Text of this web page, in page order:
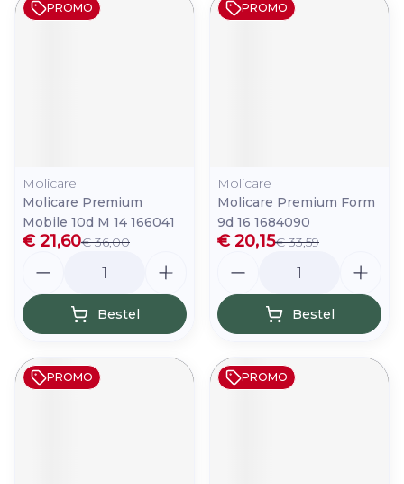
PROMO
Molicare
Molicare Premium
Mobile 10d M 14 166041
€ 36,00
€ 21,60
Bestel
PROMO
Molicare
Molicare Premium Form
9d 16 1684090
€ 33,59
€ 20,15
Bestel
PROMO PROMO